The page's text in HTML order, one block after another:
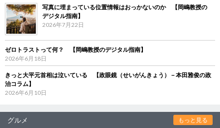
写真に埋まっている位置情報はおっかないのか 【岡嶋教授の
デジタル指南】
2026年7月22日
ゼロトラストって何？ 【岡嶋教授のデジタル指南】
2026年6月18日
きっと大平元首相は泣いている 【政眼鏡（せいがんきょう）－本田雅俊の政
治コラム】
2026年6月10日
グルメ もっと見る